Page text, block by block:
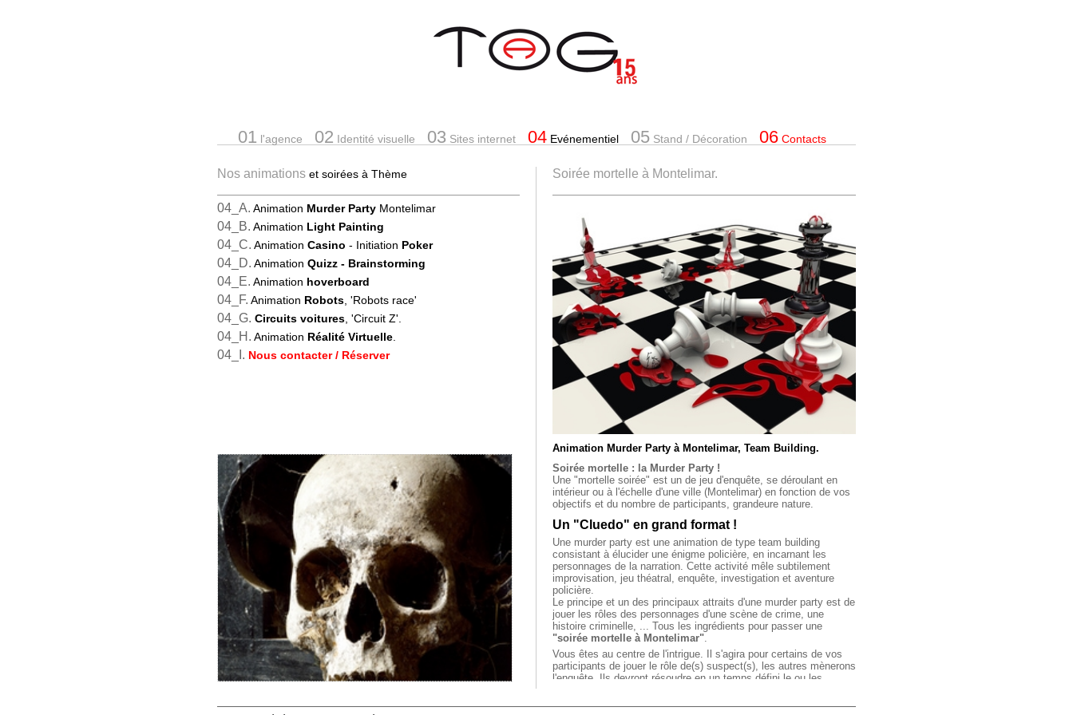
01 l'agence 02 Identité visuelle 03 Sites internet 04Evénementiel 05Stand / Décoration 06Contacts
Nos animations et soirées à Thème
04_A. Animation Murder Party Montelimar
04_B. Animation Light Painting
04_C. Animation Casino - Initiation Poker
04_D. Animation Quizz - Brainstorming
04_E. Animation hoverboard
04_F. Animation Robots , 'Robots race'
04_G. Circuits voitures , 'Circuit Z'.
04_H. Animation Réalité Virtuelle
04_I. Nous contacter / Réserver
Soirée mortelle à Montelimar.
Animation Murder Party à Montelimar, Team Building.
Soirée mortelle : la Murder Party !
Une "mortelle soirée" est un de jeu d'enquête, se déroulant en
intérieur ou à l'échelle d'une ville (Montelimar) en fonction de vos
objectifs et du nombre de participants, grandeure nature.
Un "Cluedo" en grand format !
Une murder party est une animation de type team building
consistant à élucider une énigme policière, en incarnant les
personnages de la narration. Cette activité mêle subtilement
improvisation, jeu théatral, enquête, investigation et aventure
policière.
Le principe et un des principaux attraits d'une murder party est de
jouer les rôles des personnages d'une scène de crime, une
histoire criminelle, ... Tous les ingrédients pour passer une
"soirée mortelle à Montelimar".
Vous êtes au centre de l'intrigue. Il s'agira pour certains de vos
participants de jouer le rôle de(s) suspect(s), les autres mènerons
l'enquête. Ils devront résoudre en un temps défini le ou les
De nombreux scénarii sont envisageables avec notre équipe